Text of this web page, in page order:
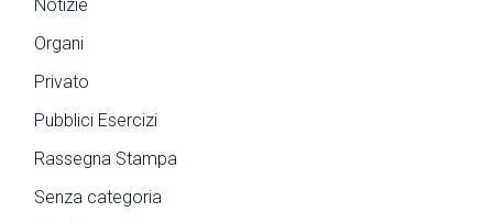
Notizie
Organi
Privato
Pubblici Esercizi
Rassegna Stampa
Senza categoria